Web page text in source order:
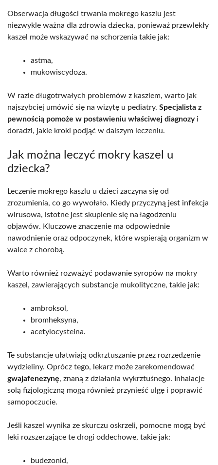
Obserwacja długości trwania mokrego kaszlu jest
niezwykle ważna dla zdrowia dziecka, ponieważ przewlekły
kaszel może wskazywać na schorzenia takie jak:
astma,
mukowiscydoza.
W razie długotrwałych problemów z kaszlem, warto jak
najszybciej umówić się na wizytę u pediatry. Specjalista z
pewnością pomoże w postawieniu właściwej diagnozyi
doradzi, jakie kroki podjąć w dalszym leczeniu.
Jak można leczyć mokry kaszel u
dziecka?
Leczenie mokrego kaszlu u dzieci zaczyna się od
zrozumienia, co go wywołało. Kiedy przyczyną jest infekcja
wirusowa, istotne jest skupienie się na łagodzeniu
objawów. Kluczowe znaczenie ma odpowiednie
nawodnienie oraz odpoczynek, które wspierają organizm w
walce z chorobą.
Warto również rozważyć podawanie syropów na mokry
kaszel, zawierających substancje mukolityczne, takie jak:
ambroksol,
bromheksyna,
acetylocysteina.
Te substancje ułatwiają odkrztuszanie przez rozrzedzenie
wydzieliny. Oprócz tego, lekarz może zarekomendować
gwajafenezynę, znaną z działania wykrztuśnego. Inhalacje
solą fizjologiczną mogą również przynieść ulgę i poprawić
samopoczucie.
Jeśli kaszel wynika ze skurczu oskrzeli, pomocne mogą być
leki rozszerzające te drogi oddechowe, takie jak:
budezonid,